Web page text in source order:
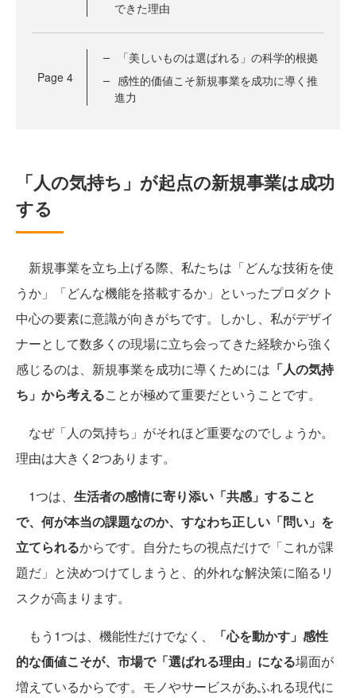
できた理由
Page 4
「美しいものは選ばれる」の科学的根拠
感性的価値こそ新規事業を成功に導く推
進力
「人の気持ち」が起点の新規事業は成功
する
新規事業を立ち上げる際、私たちは「どんな技術を使
うか」「どんな機能を搭載するか」といったプロダクト
中心の要素に意識が向きがちです。しかし、私がデザイ
ナーとして数多くの現場に立ち会ってきた経験から強く
感じるのは、新規事業を成功に導くためには 「人の気持
ち」から考えることが極めて重要だということです。
なぜ「人の気持ち」がそれほど重要なのでしょうか。
理由は大きく2つあります。
1つは、 生活者の感情に寄り添い「共感」すること
で、何が本当の課題なのか、すなわち正しい「問い」を
立てられるからです。自分たちの視点だけで「これが課
題だ」と決めつけてしまうと、的外れな解決策に陥るリ
スクが高まります。
もう1つは、機能性だけでなく、
「心を動かす」感性
的な価値こそが、市場で「選ばれる理由」になる場面が
増えているからです。モノやサービスがあふれる現代に